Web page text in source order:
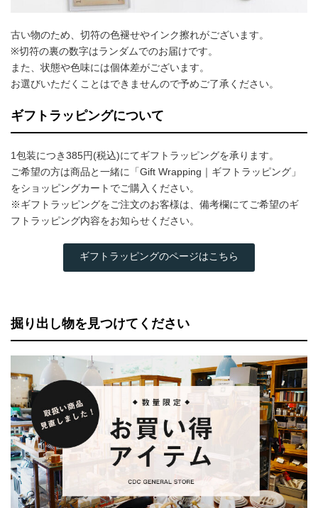
古い物のため、切符の色褪せやインク擦れがございます。
※切符の裏の数字はランダムでのお届けです。
また、状態や色味には個体差がございます。
お選びいただくことはできませんので予めご了承ください。
ギフトラッピングについて
1包装につき385円(税込)にてギフトラッピングを承ります。
ご希望の方は商品と一緒に「Gift Wrapping｜ギフトラッピング」
をショッピングカートでご購入ください。
※ギフトラッピングをご注文のお客様は、備考欄にてご希望のギ
フトラッピング内容をお知らせください。
ギフトラッピングのページはこちら
掘り出し物を見つけてください